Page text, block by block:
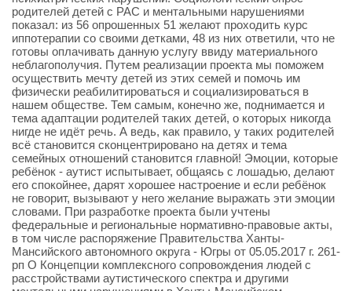
родителей детей с РАС и ментальными нарушениями
показал: из 56 опрошенных 51 желают проходить курс
иппотерапии со своими детками, 48 из них ответили, что не
готовы оплачивать данную услугу ввиду материального
неблагополучия. Путем реализации проекта мы поможем
осуществить мечту детей из этих семей и помочь им
физически реабилитироваться и социализироваться в
нашем обществе. Тем самым, конечно же, поднимается и
тема адаптации родителей таких детей, о которых никогда
нигде не идёт речь. А ведь, как правило, у таких родителей
всё становится сконцентрировано на детях и тема
семейных отношений становится главной! Эмоции, которые
ребёнок - аутист испытывает, общаясь с лошадью, делают
его спокойнее, дарят хорошее настроение и если ребёнок
не говорит, вызывают у него желание выражать эти эмоции
словами. При разработке проекта были учтены
федеральные и региональные нормативно-правовые акты,
в том числе распоряжение Правительства Ханты-
Мансийского автономного округа - Югры от 05.05.2017 г. 261-
рп О Концепции комплексного сопровождения людей с
расстройствами аутистического спектра и другими